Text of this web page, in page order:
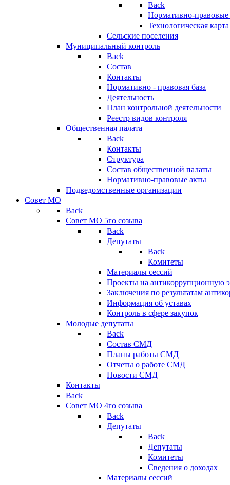
Back
Нормативно-правовые
Технологическая
Сельские поселения
Муниципальный контроль
Back
Состав
Контакты
Нормативно - правовая база
Деятельность
План контрольной деятельности
Реестр видов контроля
Общественная палата
Back
Контакты
Структура
Состав общественной палаты
Нормативно-правовые акты
Подведомственные организации
Совет МО
Back
Совет МО 5го созыва
Back
Депутаты
Back
Комитеты
Материалы сессий
Проекты на антикоррупционную
Заключения по результатам
Информация об уставах
Контроль в сфере закупок
Молодые депутаты
Back
Состав СМД
Планы работы СМД
Отчеты о работе СМД
Новости СМД
Контакты
Back
Совет МО 4го созыва
Back
Депутаты
Back
Депутаты
Комитеты
Сведения о доходах
Материалы сессий